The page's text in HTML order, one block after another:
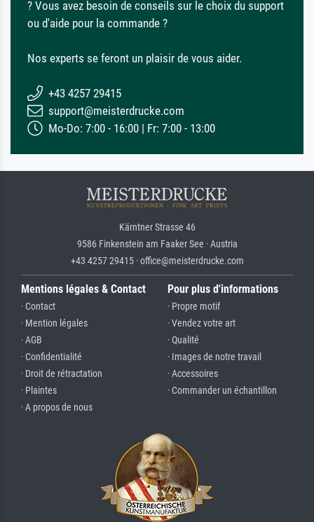
? Vous avez besoin de conseils sur le choix du support
ou d'aide pour la commande ?
Nos experts se feront un plaisir de vous aider.
+43 4257 29415
support@meisterdrucke.com
Mo-Do: 7:00 - 16:00 | Fr: 7:00 - 13:00
Kärntner Strasse 46
9586 Finkenstein am Faaker See · Austria
+43 4257 29415 · office@meisterdrucke.com
Mentions légales & Contact
· Contact
· Mention légales
· AGB
· Confidentialité
· Droit de rétractation
· Plaintes
· A propos de nous
Pour plus d'informations
· Propre motif
· Vendez votre art
· Qualité
· Images de notre travail
· Accessoires
· Commander un échantillon